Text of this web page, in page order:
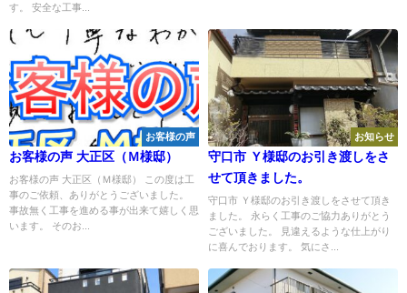
す。 安全な工事...
お客様の声
お客様の声 大正区（Ｍ様邸）
お客様の声 大正区（Ｍ様邸） この度は工
事のご依頼、ありがとうございました。
事故無く工事を進める事が出来て嬉しく思
います。 そのお...
お知らせ
守口市 Ｙ様邸のお引き渡しをさ
せて頂きました。
守口市 Ｙ様邸のお引き渡しをさせて頂き
ました。 永らく工事のご協力ありがとう
ございました。 見違えるような仕上がり
に喜んでおります。 気にさ...